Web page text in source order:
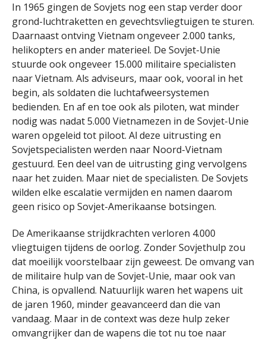
In 1965 gingen de Sovjets nog een stap verder door
grond-luchtraketten en gevechtsvliegtuigen te sturen.
Daarnaast ontving Vietnam ongeveer 2.000 tanks,
helikopters en ander materieel. De Sovjet-Unie
stuurde ook ongeveer 15.000 militaire specialisten
naar Vietnam. Als adviseurs, maar ook, vooral in het
begin, als soldaten die luchtafweersystemen
bedienden. En af en toe ook als piloten, wat minder
nodig was nadat 5.000 Vietnamezen in de Sovjet-Unie
waren opgeleid tot piloot. Al deze uitrusting en
Sovjetspecialisten werden naar Noord-Vietnam
gestuurd. Een deel van de uitrusting ging vervolgens
naar het zuiden. Maar niet de specialisten. De Sovjets
wilden elke escalatie vermijden en namen daarom
geen risico op Sovjet-Amerikaanse botsingen.
De Amerikaanse strijdkrachten verloren 4.000
vliegtuigen tijdens de oorlog. Zonder Sovjethulp zou
dat moeilijk voorstelbaar zijn geweest. De omvang van
de militaire hulp van de Sovjet-Unie, maar ook van
China, is opvallend. Natuurlijk waren het wapens uit
de jaren 1960, minder geavanceerd dan die van
vandaag. Maar in de context was deze hulp zeker
omvangrijker dan de wapens die tot nu toe naar